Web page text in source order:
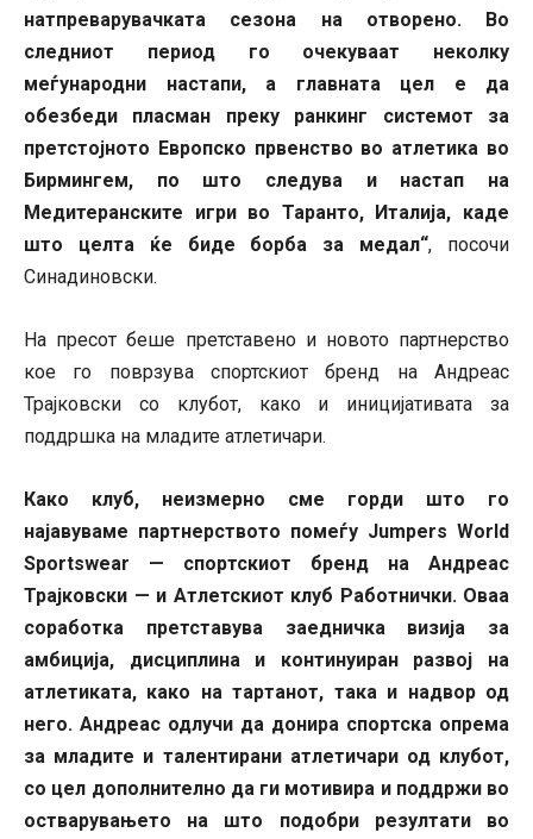
натпреварувачката сезона на отворено. Во
следниот период го очекуваат неколку
меѓународни настапи, а главната цел е да
обезбеди пласман преку ранкинг системот за
претстојното Европско првенство во атлетика во
Бирмингем, по што следува и настап на
Медитеранските игри во Таранто, Италија, каде
што целта ќе биде борба за медал“, посочи
Синадиновски.
На пресот беше претставено и новото партнерство
кое го поврзува спортскиот бренд на Андреас
Трајковски со клубот, како и иницијативата за
поддршка на младите атлетичари.
Како клуб, неизмерно сме горди што го
најавуваме партнерството помеѓу Jumpers World
Sportswear — спортскиот бренд на Андреас
Трајковски — и Атлетскиот клуб Работнички. Оваа
соработка претставува заедничка визија за
амбиција, дисциплина и континуиран развој на
атлетиката, како на тартанот, така и надвор од
него. Андреас одлучи да донира спортска опрема
за младите и талентирани атлетичари од клубот,
со цел дополнително да ги мотивира и поддржи во
остварувањето на што подобри резултати во